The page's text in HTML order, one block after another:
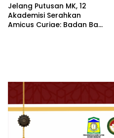
Jelang Putusan MK, 12
Akademisi Serahkan
Amicus Curiae: Badan Bank